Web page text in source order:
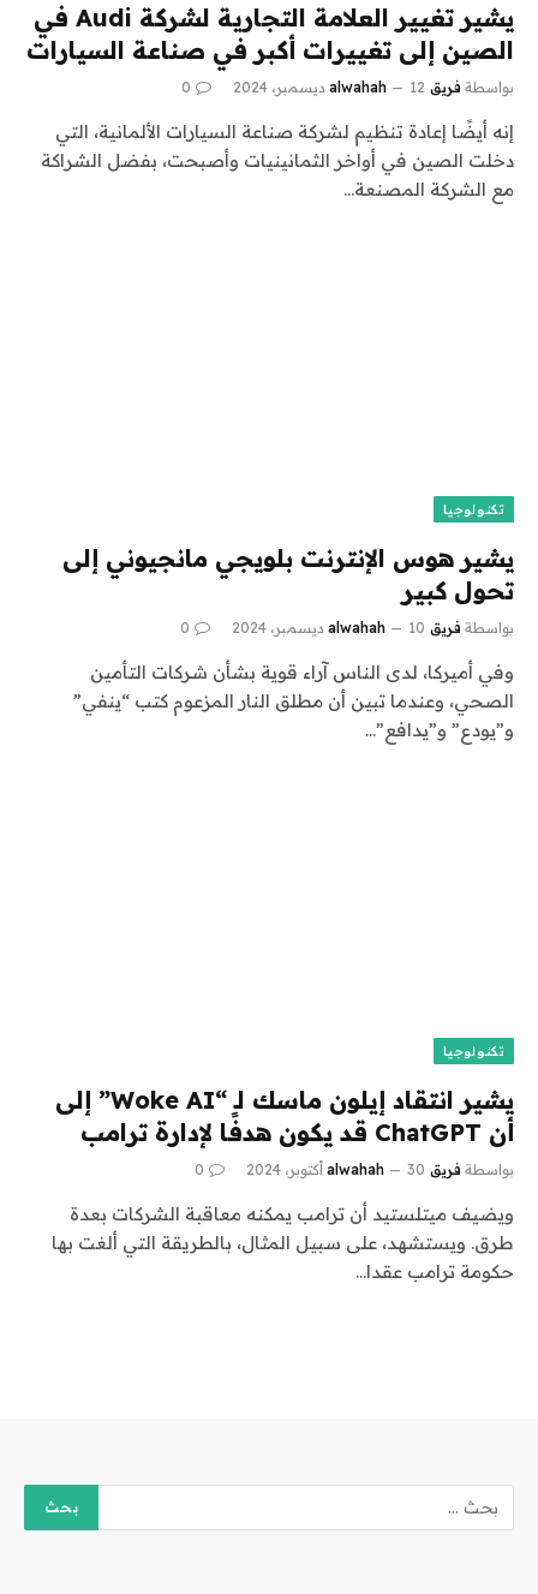
يشير تغيير العلامة التجارية لشركة Audi في
الصين إلى تغييرات أكبر في صناعة السيارات
بواسطة فريق alwahah 12 ديسمبر، 2024 0
إنه أيضًا إعادة تنظيم لشركة صناعة السيارات الألمانية، التي
دخلت الصين في أواخر الثمانينيات وأصبحت، بفضل الشراكة
مع الشركة المصنعة…
تكنولوجيا
يشير هوس الإنترنت بلويجي مانجيوني إلى
تحول كبير
بواسطة فريق alwahah 10 ديسمبر، 2024 0
وفي أميركا، لدى الناس آراء قوية بشأن شركات التأمين
الصحي، وعندما تبين أن مطلق النار المزعوم كتب “ينفي”
و”يودع” و”يدافع”…
تكنولوجيا
يشير انتقاد إيلون ماسك لـ “Woke AI” إلى
أن ChatGPT قد يكون هدفًا لإدارة ترامب
بواسطة فريق alwahah 30 أكتوبر، 2024 0
ويضيف ميتلستيد أن ترامب يمكنه معاقبة الشركات بعدة
طرق. ويستشهد، على سبيل المثال، بالطريقة التي ألغت بها
حكومة ترامب عقدا…